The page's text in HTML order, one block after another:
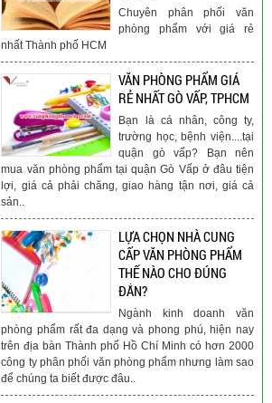
Chuyên phân phối văn
phòng phẩm với giá rẻ
nhất Thành phố HCM
VĂN PHÒNG PHẨM GIÁ
RẺ NHẤT GÒ VẤP, TPHCM
Bạn là cá nhân, công ty,
trường học, bệnh viện....tại
quận gò vấp? Bạn nên
mua văn phòng phẩm tại quận Gò Vấp ở đâu tiện
lợi, giá cả phải chăng, giao hàng tận nơi, giá cả
sản..
LỰA CHỌN NHÀ CUNG
CẤP VĂN PHÒNG PHẨM
THẾ NÀO CHO ĐÚNG
ĐẮN?
Ngành kinh doanh văn
phòng phẩm rất đa dạng và phong phú, hiện nay
trên địa bàn Thành phố Hồ Chí Minh có hơn 2000
công ty phân phối văn phòng phẩm nhưng làm sao
để chúng ta biết được đâu..